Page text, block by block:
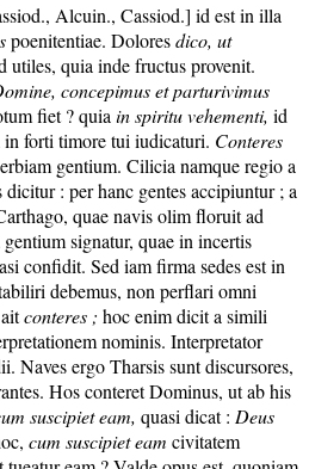
Alcuin., Cassiod.] id est in illa
poenitentiae. Doloresdico, ut
utiles, quia inde fructus provenit.
concepimus et parturivimus
fiet ? quia in spiritu vehementi, id
in forti timore tui iudicaturi. Conteres
gentium. Cilicia namque regio a
: per hanc gentes accipiuntur ; a
quae navis olim floruit ad
signatur, quae in incertis
confidit. Sed iam firma sedes est in
debemus, non perflari omni
conteres ; hoc enim dicit a simili
nominis. Interpretator
Naves ergo Tharsis sunt discursores,
Hos conteret Dominus, ut ab his
suscipiet eam, quasi dicat : Deus
cum suscipieteam civitatem